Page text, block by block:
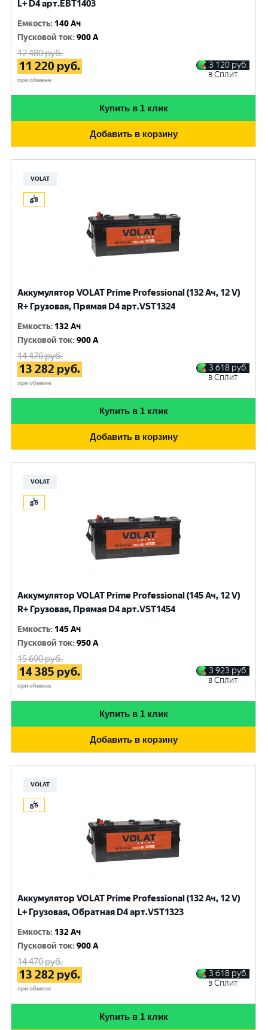
L+ D4 арт.EBT1403
Емкость: 140 Ач
Пусковой ток:900 A
12 480руб.
11 220 руб.
при обмене
3 120 руб.
в Сплит
Купить в 1 клик
Добавить в корзину
VOLAT
Аккумулятор VOLAT Prime Professional (132 Ач, 12 V)
R+ Грузовая, Прямая D4 арт.VST1324
Емкость: 132 Ач
Пусковой ток:900 A
14 470руб.
13 282 руб.
при обмене
3 618 руб.
в Сплит
Купить в 1 клик
Добавить в корзину
VOLAT
Аккумулятор VOLAT Prime Professional (145 Ач, 12 V)
R+ Грузовая, Прямая D4 арт.VST1454
Емкость: 145 Ач
Пусковой ток:950 A
15 690руб.
14 385 руб.
при обмене
3 923 руб.
в Сплит
Купить в 1 клик
Добавить в корзину
VOLAT
Аккумулятор VOLAT Prime Professional (132 Ач, 12 V)
L+ Грузовая, Обратная D4 арт.VST1323
Емкость: 132 Ач
Пусковой ток:900 A
14 470руб.
13 282 руб.
при обмене
3 618 руб.
в Сплит
Купить в 1 клик